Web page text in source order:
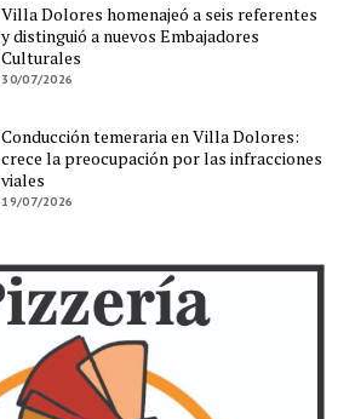
Villa Dolores homenajeó a seis referentes
y distinguió a nuevos Embajadores
Culturales
30/07/2026
Conducción temeraria en Villa Dolores:
crece la preocupación por las infracciones
viales
19/07/2026